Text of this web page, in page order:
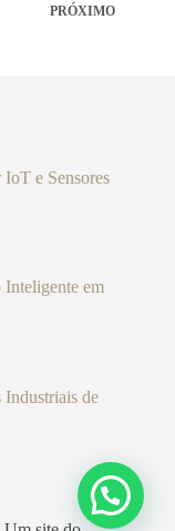
PRÓXIMO
e Sensores
em
de